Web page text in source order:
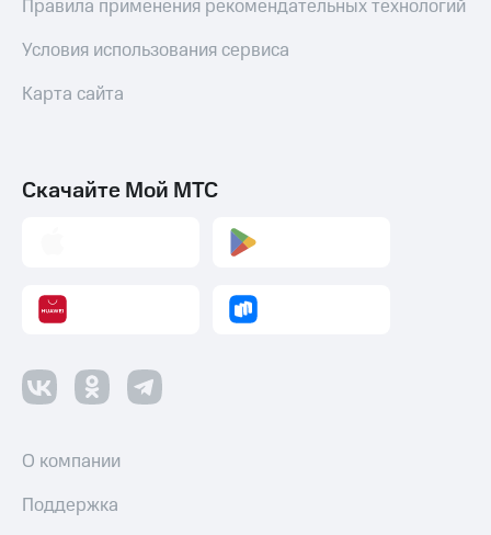
Правила применения рекомендательных технологий
Условия использования сервиса
Карта сайта
Скачайте Мой МТС
О компании
Поддержка